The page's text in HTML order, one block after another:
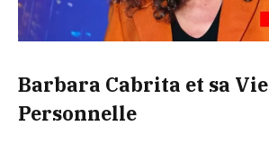
Barbara Cabrita et sa Vie
Personnelle